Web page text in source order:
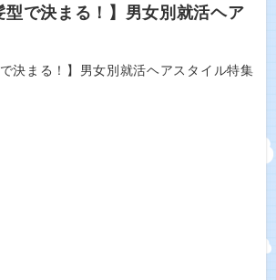
型で決まる！】男女別就活ヘア